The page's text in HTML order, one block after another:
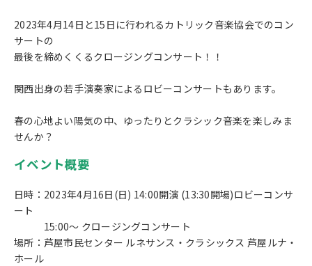
2023年4月14日と15日に行われるカトリック音楽協会でのコン
サートの
最後を締めくくるクロージングコンサート！！
関西出身の若手演奏家によるロビーコンサートもあります。
春の心地よい陽気の中、ゆったりとクラシック音楽を楽しみま
せんか？
イベント概要
日時：2023年4月16日(日) 14:00開演 (13:30開場)ロビーコンサ
ート
15:00～ クロージングコンサート
場所：芦屋市民センター ルネサンス・クラシックス 芦屋ルナ・
ホール